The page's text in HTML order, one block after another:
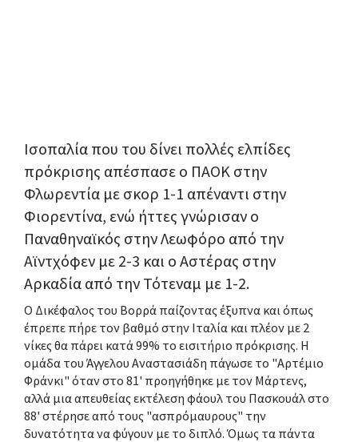
Ισοπαλία που του δίνει πολλές ελπίδες
πρόκρισης απέσπασε ο ΠΑΟΚ στην
Φλωρεντία με σκορ 1-1 απέναντι στην
Φιορεντίνα, ενώ ήττες γνώρισαν ο
Παναθηναϊκός στην Λεωφόρο από την
Αϊντχόφεν με 2-3 και ο Αστέρας στην
Αρκαδία από την Τότεναμ με 1-2.
Ο Δικέφαλος του Βορρά παίζοντας έξυπνα και όπως
έπρεπε πήρε τον βαθμό στην Ιταλία και πλέον με 2
νίκες θα πάρει κατά 99% το εισιτήριο πρόκρισης. Η
ομάδα του Άγγελου Αναστασιάδη πάγωσε το "Αρτέμιο
Φράνκι" όταν στο 81' προηγήθηκε με τον Μάρτενς,
αλλά μια απευθείας εκτέλεση φάουλ του Πασκουάλ στο
88' στέρησε από τους "ασπρόμαυρους" την
δυνατότητα να φύγουν με το διπλό. Όμως τα πάντα